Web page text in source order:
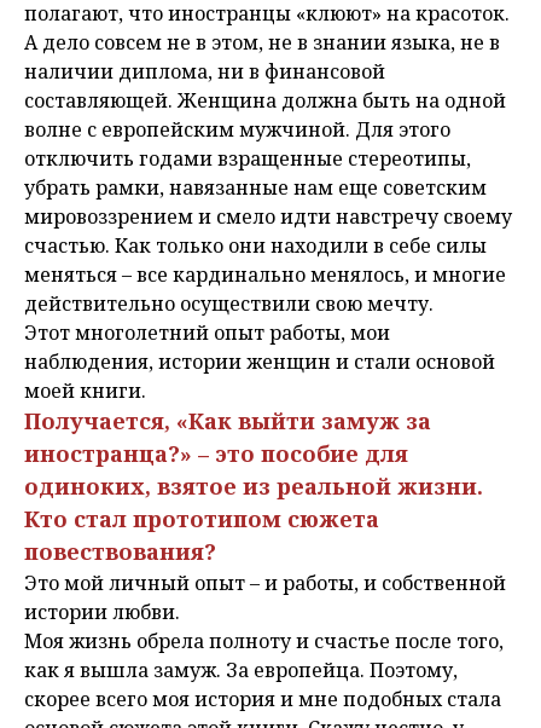
полагают, что иностранцы «клюют» на красоток.
А дело совсем не в этом, не в знании языка, не в
наличии диплома, ни в финансовой
составляющей. Женщина должна быть на одной
волне с европейским мужчиной. Для этого
отключить годами взращенные стереотипы,
убрать рамки, навязанные нам еще советским
мировоззрением и смело идти навстречу своему
счастью. Как только они находили в себе силы
меняться – все кардинально менялось, и многие
действительно осуществили свою мечту.
Этот многолетний опыт работы, мои
наблюдения, истории женщин и стали основой
моей книги.
Получается, «Как выйти замуж за
иностранца?» – это пособие для
одиноких, взятое из реальной жизни.
Кто стал прототипом сюжета
повествования?
Это мой личный опыт – и работы, и собственной
истории любви.
Моя жизнь обрела полноту и счастье после того,
как я вышла замуж. За европейца. Поэтому,
скорее всего моя история и мне подобных стала